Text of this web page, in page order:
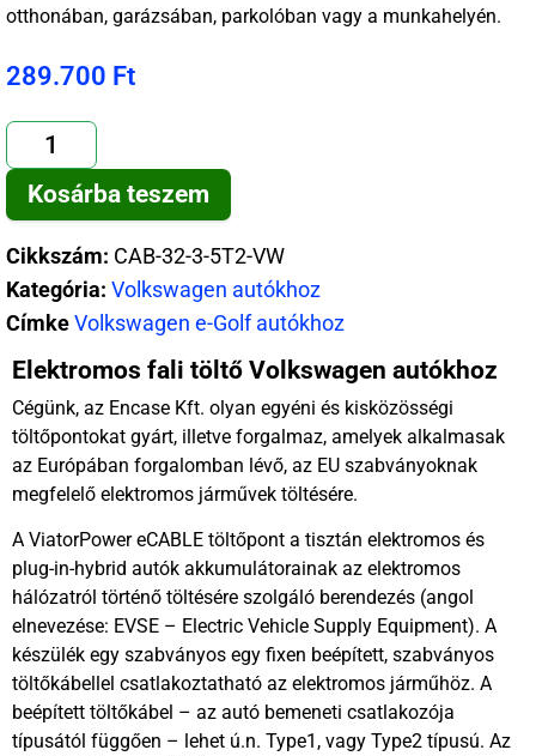
otthonában, garázsában, parkolóban vagy a munkahelyén.
289.700 Ft
Kosárba teszem
Cikkszám: CAB-32-3-5T2-VW
Kategória: Volkswagen autókhoz
CímkeVolkswagen e-Golf autókhoz
Elektromos fali töltő Volkswagen autókhoz
Cégünk, az Encase Kft. olyan egyéni és kisközösségi
töltőpontokat gyárt, illetve forgalmaz, amelyek alkalmasak
az Európában forgalomban lévő, az EU szabványoknak
megfelelő elektromos járművek töltésére.
A ViatorPower eCABLE töltőpont a tisztán elektromos és
plug-in-hybrid autók akkumulátorainak az elektromos
hálózatról történő töltésére szolgáló berendezés (angol
elnevezése: EVSE – Electric Vehicle Supply Equipment). A
készülék egy szabványos egy fixen beépített, szabványos
töltőkábellel csatlakoztatható az elektromos járműhöz. A
beépített töltőkábel – az autó bemeneti csatlakozója
típusától függően – lehet ú.n. Type1, vagy Type2 típusú. Az